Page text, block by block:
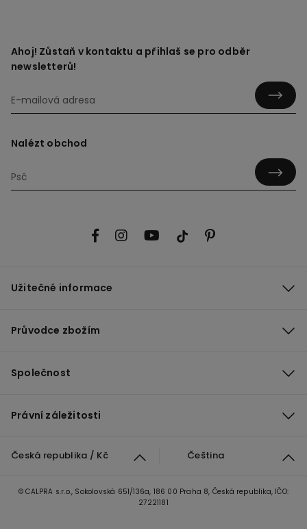
Ahoj! Zůstaň v kontaktu a přihlaš se pro odběr
newsletterů!
Nalézt obchod
Užitečné informace
Průvodce zbožím
Společnost
Právní záležitosti
Česká republika / Kč Čeština
© CALPRA s.r.o., Sokolovská 651/136a, 186 00 Praha 8, Česká republika, IČO:
27221181